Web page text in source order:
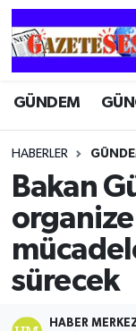
GÜNDEM
HABERLER
Bakan
organize
sürecek
HABER